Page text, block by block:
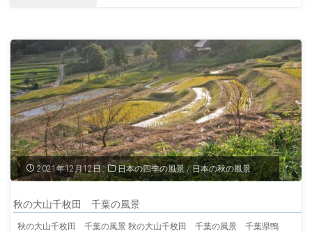
景
千
葉
の
風
景"
大
山
千
枚
田
秋
2021年12月12日 日本の四季の風景 / 日本の秋の風景
秋の大山千枚田 千葉の風景
秋の大山千枚田 千葉の風景 秋の大山千枚田 千葉の風景 千葉県鴨